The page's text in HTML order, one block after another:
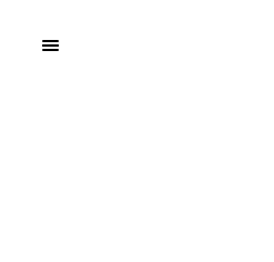
Quai10